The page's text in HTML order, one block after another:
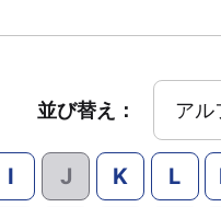
並び替え：
I J K L